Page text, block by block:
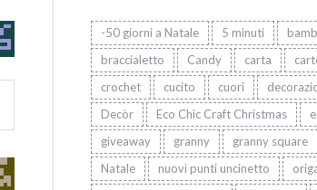
-50 giorni a Natale 5 minuti
braccialetto
Candy carta
crochet
cucito cuori
Decòr
Eco Chic Craft Christmas
giveaway
granny granny square
Natale
nuovi punti uncinetto